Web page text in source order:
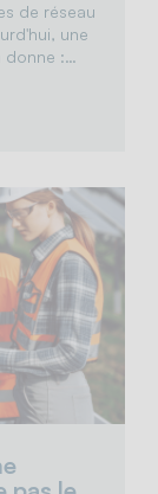
de réseau
une
donne :…